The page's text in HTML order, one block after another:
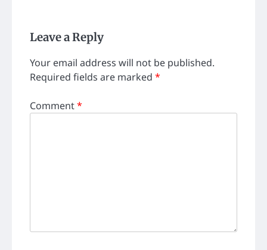
Leave a Reply
Your email address will not be published.
Required fields are marked *
Comment*